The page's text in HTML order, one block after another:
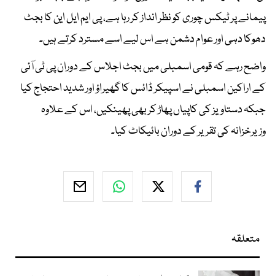
پیمانے پر ٹیکس چوری کو نظر انداز کر رہا ہے، پی ایم ایل این کا بجٹ
دھوکا دہی اور عوام دشمن ہے اس لیے اسے مسترد کرتے ہیں۔
واضح رہے کہ قومی اسمبلی میں بجٹ اجلاس کے دوران پی ٹی آئی
کے اراکین اسمبلی نے اسپیکر ڈائس کا گھیراؤ اور شدید احتجاج کیا
جبکہ دستاویز کی کاپیاں پھاڑ کر بھی پھینکیں، اس کے علاوہ
وزیرخزانہ کی تقریر کے دوران بائیکاٹ کیا۔
متعلقہ